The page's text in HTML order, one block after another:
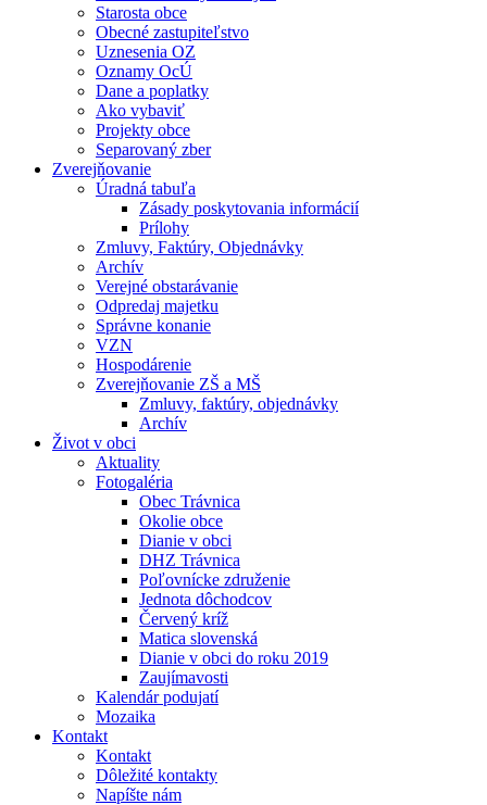
Starosta obce
Obecné zastupiteľstvo
Uznesenia OZ
Oznamy OcÚ
Dane a poplatky
Ako vybaviť
Projekty obce
Separovaný zber
Zverejňovanie
Úradná tabuľa
Zásady poskytovania informácií
Prílohy
Zmluvy, Faktúry, Objednávky
Archív
Verejné obstarávanie
Odpredaj majetku
Správne konanie
VZN
Hospodárenie
Zverejňovanie ZŠ a MŠ
Zmluvy, faktúry, objednávky
Archív
Život v obci
Aktuality
Fotogaléria
Obec Trávnica
Okolie obce
Dianie v obci
DHZ Trávnica
Poľovnícke združenie
Jednota dôchodcov
Červený kríž
Matica slovenská
Dianie v obci do roku 2019
Zaujímavosti
Kalendár podujatí
Mozaika
Kontakt
Kontakt
Dôležité kontakty
Napíšte nám